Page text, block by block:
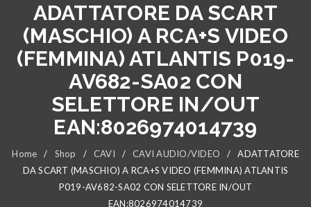
ADATTATORE DA SCART
(MASCHIO) A RCA+S VIDEO
(FEMMINA) ATLANTIS P019-
AV682-SA02 CON
SELETTORE IN/OUT
EAN:8026974014739
Home / Shop / CAVI / CAVI AUDIO/VIDEO /
ADATTATORE
DA SCART (MASCHIO) A RCA+S VIDEO (FEMMINA) ATLANTIS
P019-AV682-SA02 CON SELETTORE IN/OUT
EAN:8026974014739